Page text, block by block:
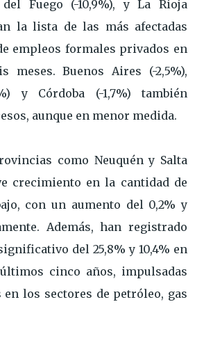
del Fuego (-10,9%), y La Rioja
la lista de las más afectadas
empleos formales privados en
meses. Buenos Aires (-2,5%),
y Córdoba (-1,7%) también
aunque en menor medida.
como Neuquén y Salta
crecimiento en la cantidad de
con un aumento del 0,2% y
Además, han registrado
del 25,8% y 10,4% en
cinco años, impulsadas
los sectores de petróleo, gas